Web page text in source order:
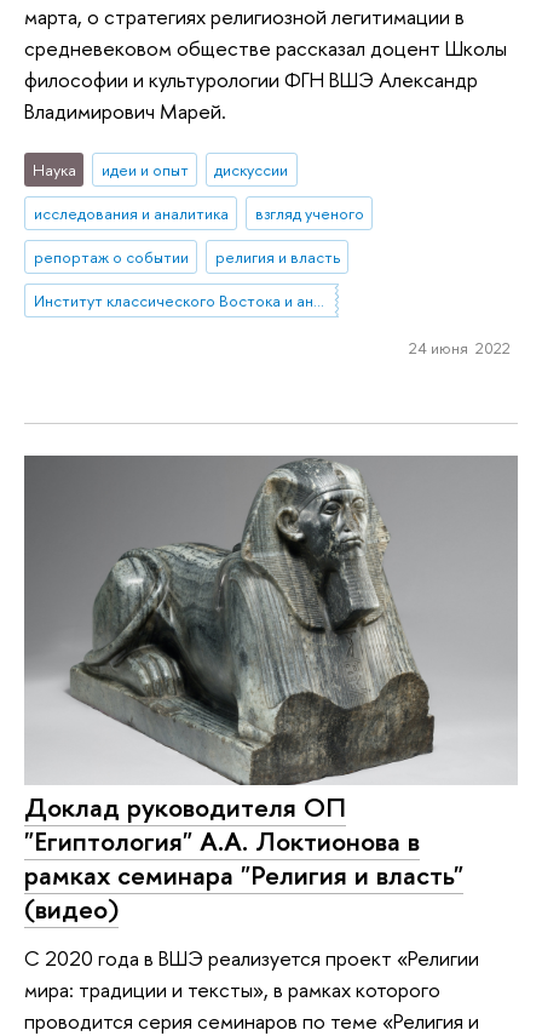
марта, о стратегиях религиозной легитимации в
средневековом обществе рассказал доцент Школы
философии и культурологии ФГН ВШЭ Александр
Владимирович Марей.
Наука идеи и опыт
дискуссии
исследования и аналитика
взгляд ученого
репортаж о событии
религия и власть
24 июня 2022
Доклад руководителя ОП
"Египтология" А.А. Локтионова в
рамках семинара "Религия и власть"
(видео)
С 2020 года в ВШЭ реализуется проект «Религии
мира: традиции и тексты», в рамках которого
проводится серия семинаров по теме «Религия и